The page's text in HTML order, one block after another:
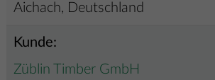
Aichach, Deutschland
Kunde:
Züblin Timber GmbH